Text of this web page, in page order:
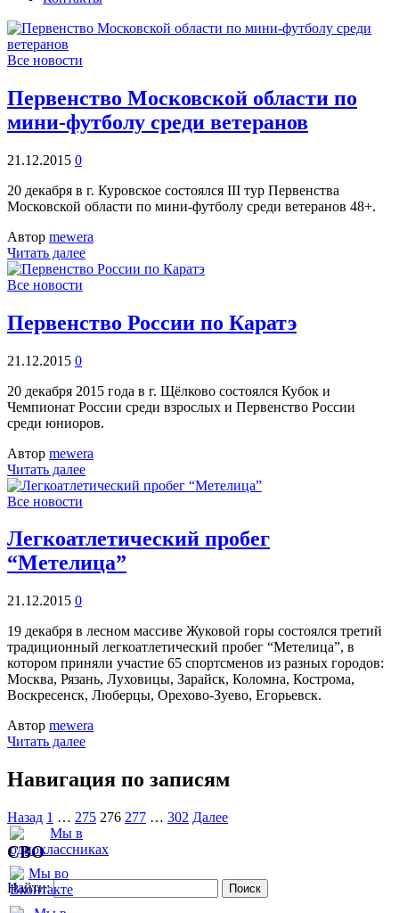
Все новости
Первенство Московской области по
мини-футболу среди ветеранов
21.12.2015 0
20 декабря в г. Куровское состоялся III тур Первенства
Московской области по мини-футболу среди ветеранов 48+.
Автор mewera
Читать далее
Все новости
Первенство России по Каратэ
21.12.2015 0
20 декабря 2015 года в г. Щёлково состоялся Кубок и
Чемпионат России среди взрослых и Первенство России
среди юниоров.
Автор mewera
Читать далее
Все новости
Легкоатлетический пробег
“Метелица”
21.12.2015 0
19 декабря в лесном массиве Жуковой горы состоялся третий
традиционный легкоатлетический пробег “Метелица”, в
котором приняли участие 65 спортсменов из разных городов:
Москва, Рязань, Луховицы, Зарайск, Коломна, Кострома,
Воскресенск, Люберцы, Орехово-Зуево, Егорьевск.
Автор mewera
Читать далее
Навигация по записям
Назад 1 … 275 276 277 … 302 Далее
СВО
Найти: